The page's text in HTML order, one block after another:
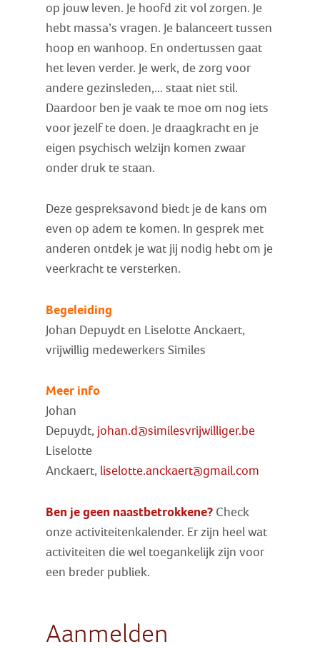
op jouw leven. Je hoofd zit vol zorgen. Je
hebt massa’s vragen. Je balanceert tussen
hoop en wanhoop. En ondertussen gaat
het leven verder. Je werk, de zorg voor
andere gezinsleden,... staat niet stil.
Daardoor ben je vaak te moe om nog iets
voor jezelf te doen. Je draagkracht en je
eigen psychisch welzijn komen zwaar
onder druk te staan.
Deze gespreksavond biedt je de kans om
even op adem te komen. In gesprek met
anderen ontdek je wat jij nodig hebt om je
veerkracht te versterken.
Begeleiding
Johan Depuydt en Liselotte Anckaert,
vrijwillig medewerkers Similes
Meer info
Johan
Depuydt, johan.d@similesvrijwilliger.be
Liselotte
Anckaert, liselotte.anckaert@gmail.com
Ben je geen naastbetrokkene? Check
onze activiteitenkalender. Er zijn heel wat
activiteiten die wel toegankelijk zijn voor
een breder publiek.
Aanmelden